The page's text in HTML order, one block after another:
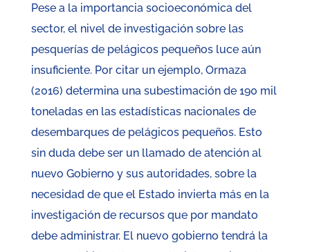
Pese a la importancia socioeconómica del
sector, el nivel de investigación sobre las
pesquerías de pelágicos pequeños luce aún
insuficiente. Por citar un ejemplo, Ormaza
(2016) determina una subestimación de 190 mil
toneladas en las estadísticas nacionales de
desembarques de pelágicos pequeños. Esto
sin duda debe ser un llamado de atención al
nuevo Gobierno y sus autoridades, sobre la
necesidad de que el Estado invierta más en la
investigación de recursos que por mandato
debe administrar. El nuevo gobierno tendrá la